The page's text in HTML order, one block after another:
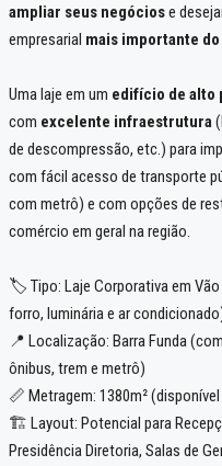
ampliar seus negóciose
empresarial mais importante
Uma laje em um edifício de alto
com excelente infraestrutura
de descompressão, etc.) para
com fácil acesso de transporte
com metrô) e com opções de
comércio em geral na região.
🏷️ Tipo: Laje Corporativa em
forro, luminária e ar
📍 Localização: Barra Funda
ônibus, trem e metrô)
📏 Metragem: 1380m²
🏗️ Layout: Potencial para
Presidência Diretoria, Salas de